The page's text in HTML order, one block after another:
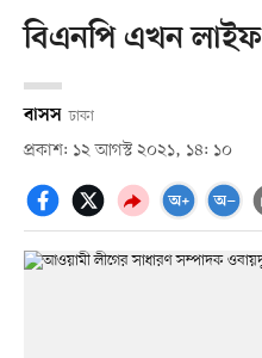
বিএনপি এখন লাইফ
বাসস ঢাকা
প্রকাশ: ১২ আগস্ট ২০২১, ১৪: ১০